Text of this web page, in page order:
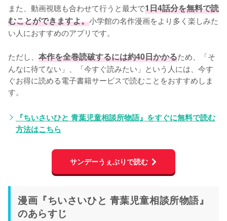
また、動画視聴も合わせて行うと最大で1日4話分を無料で読
むことができますよ。小学館の名作漫画をより多く楽しみた
い人におすすめのアプリです。
ただし、 本作を全巻読破するには約40日かかるため、「そ
んなに待てない」、「今すぐ読みたい」という人には、今す
ぐお得に読める電子書籍サービスで読むことをおすすめしま
す。
『ちいさいひと 青葉児童相談所物語』をすぐに無料で読む
方法はこちら
サンデーうぇぶりで読む
漫画『ちいさいひと 青葉児童相談所物語』
のあらすじ